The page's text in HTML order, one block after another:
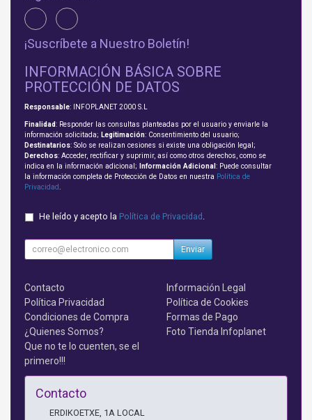
¡Suscríbete a Nuestro Boletín!
INFORMACIÓN BÁSICA SOBRE
PROTECCIÓN DE DATOS
Responsable: INFOPLANET 2000 S.L
Finalidad: Responder las consultas planteadas por el usuario y enviarle la
información solicitada; Legitimación: Consentimiento del usuario;
Destinatarios: Solo se realizan cesiones si existe una obligación legal;
Derechos: Acceder, rectificar y suprimir, así como otros derechos, como se
indica en la información adicional;
Información Adicional : Puede consultar
la información completa de Protección de Datos en nuestra Política de
Privacidad
He leído y acepto la Política de Privacidad
Enviar
Contacto
Información Legal
Política Privacidad
Política de Cookies
Condiciones de Compra
Formas de Pago
¿Quienes Somos?
Foto Tienda Infoplanet
Que no te lo cuenten, se el
primero!!!
Contacto
ERDIKOETXE, 1A LOCAL